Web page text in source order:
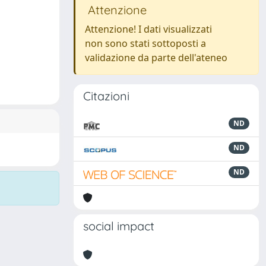
Attenzione
Attenzione! I dati visualizzati
non sono stati sottoposti a
validazione da parte dell'ateneo
Citazioni
ND
ND
ND
social impact